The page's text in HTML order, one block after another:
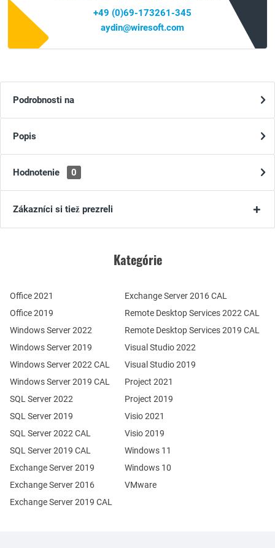
+49 (0)69-173261-345
aydin@wiresoft.com
Podrobnosti na
Popis
Hodnotenie 0
Zákazníci si tiež prezreli
Kategórie
Office 2021
Office 2019
Windows Server 2022
Windows Server 2019
Exchange Server 2019
Exchange Server 2016
SQL Server 2022
SQL Server 2019
Windows Server 2022 CAL
Windows Server 2019 CAL
SQL Server 2022 CAL
SQL Server 2019 CAL
Remote Desktop Services 2022 CAL
Remote Desktop Services 2019 CAL
Exchange Server 2019 CAL
Exchange Server 2016 CAL
Visual Studio 2022
Visual Studio 2019
Project 2021
Project 2019
Visio 2021
Visio 2019
Windows 11
Windows 10
VMware